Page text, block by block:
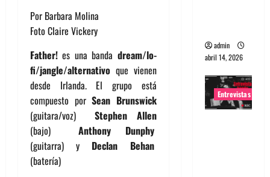
Por Barbara Molina
Foto Claire Vickery
Father! es una banda dream/lo-
fi/jangle/alternativo que vienen
desde Irlanda. El grupo está
compuesto porSean Brunswick
(guitara/voz)Stephen Allen
(bajo)Anthony Dunphy
(guitarra) y Declan Behan
(batería)
admin
abril 14, 2026
Entrevistas